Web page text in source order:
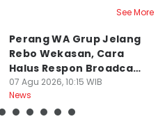
See More
Perang WA Grup Jelang
Rebo Wekasan, Cara
Halus Respon Broadcast
Parno
07 Agu 2026, 10:15 WIB
News